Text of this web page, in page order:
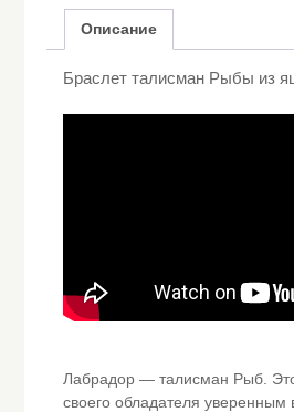
Описание
Браслет талисман Рыбы из
Лабрадор — талисман Рыб.
своего обладателя уверенным